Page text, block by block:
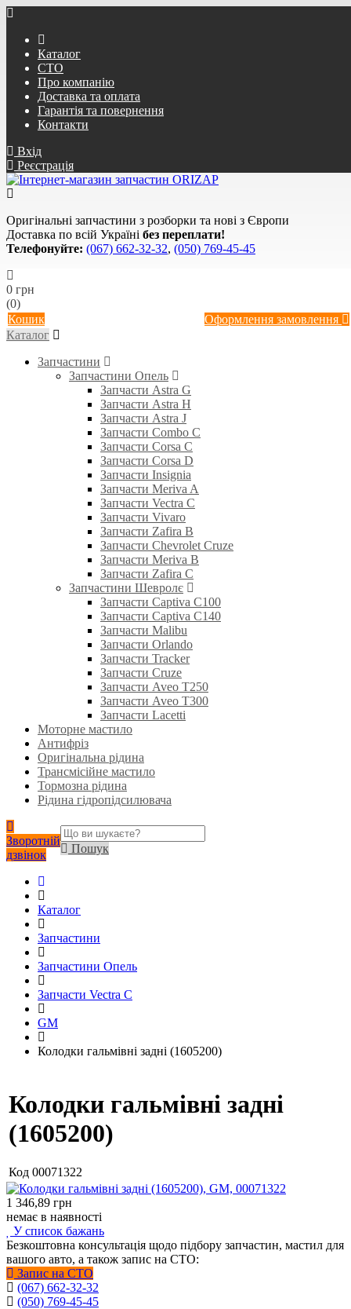
Каталог
СТО
Про компанію
Доставка та оплата
Гарантія та повернення
Контакти
Вхід
Реєстрація
Оригінальні запчастини з розборки та нові з Європи
Доставка по всій Україні без переплати!
Телефонуйте: (067) 662-32-32, (050) 769-45-45
0 грн
(0)
Кошик
Оформлення замовлення
Каталог
Запчастини
Запчастини Опель
Запчасти Astra G
Запчасти Astra H
Запчасти Astra J
Запчасти Combo C
Запчасти Corsa C
Запчасти Corsa D
Запчасти Insignia
Запчасти Meriva A
Запчасти Vectra C
Запчасти Vivaro
Запчасти Zafira B
Запчасти Chevrolet Cruze
Запчасти Meriva B
Запчасти Zafira C
Запчастини Шевролє
Запчасти Captiva C100
Запчасти Captiva C140
Запчасти Malibu
Запчасти Orlando
Запчасти Tracker
Запчасти Cruze
Запчасти Aveo T250
Запчасти Aveo T300
Запчасти Lacetti
Моторне мастило
Антифріз
Оригінальна рідина
Трансмісійне мастило
Тормозна рідина
Рідина гідропідсилювача
Зворотній
дзвінок
Пошук
Каталог
Запчастини
Запчастини Опель
Запчасти Vectra C
GM
Колодки гальмівні задні (1605200)
Колодки гальмівні задні
(1605200)
Код 00071322
1 346,89 грн
немає в наявності
У список бажань
Безкоштовна консультація щодо підбору запчастин, мастил для
вашого авто, а також запис на СТО:
Запис на СТО
(067) 662-32-32
(050) 769-45-45